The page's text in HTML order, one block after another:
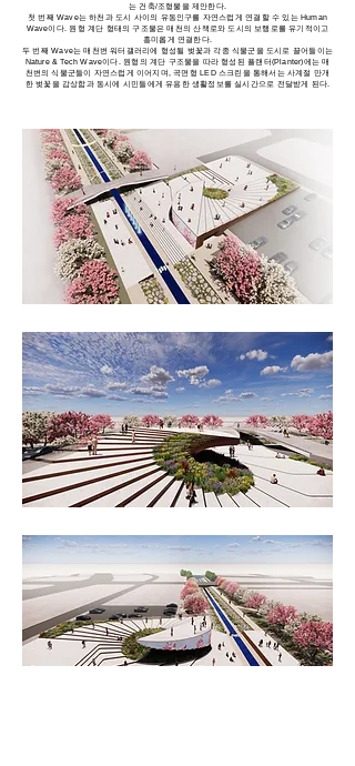
는 건축/조형물을 제안한다.
첫 번째 Wave는 하천과 도시 사이의 유동인구를 자연스럽게 연결할 수 있는 Human
Wave이다. 원형 계단 형태의 구조물은 매천의 산책로와 도시의 보행로를 유기적이고
흥미롭게 연결한다.
두 번째 Wave는 매천변 워터갤러리에 형성될 벚꽃과 각종 식물군을 도시로 끌어들이는
Nature & Tech Wave이다. 원형의 계단 구조물을 따라 형성된 플랜터(Planter)에는 매
천변의 식물군들이 자연스럽게 이어지며, 곡면형 LED 스크린을 통해서는 사계절 만개
한 벚꽃을 감상함과 동시에 시민들에게 유용한 생활정보를 실시간으로 전달받게 된다.